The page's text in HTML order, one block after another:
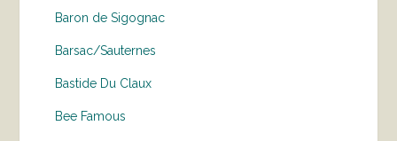
Baron de Sigognac
Barsac/Sauternes
Bastide Du Claux
Bee Famous